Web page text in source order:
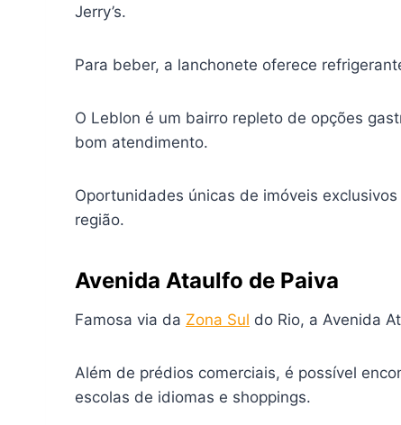
Jerry’s.
Para beber, a lanchonete oferece
O Leblon é um bairro repleto de opções
bom atendimento.
Oportunidades únicas de imóveis
região.
Avenida Ataulfo de Paiva
Famosa via da Zona Sul do Rio, a Avenida
Além de prédios comerciais, é possível
escolas de idiomas e shoppings.